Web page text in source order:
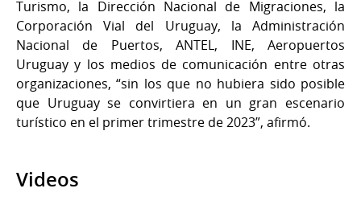
Turismo, la Dirección Nacional de Migraciones, la
Corporación Vial del Uruguay, la Administración
Nacional de Puertos, ANTEL, INE, Aeropuertos
Uruguay y los medios de comunicación entre otras
organizaciones, “sin los que no hubiera sido posible
que Uruguay se convirtiera en un gran escenario
turístico en el primer trimestre de 2023”, afirmó.
Videos